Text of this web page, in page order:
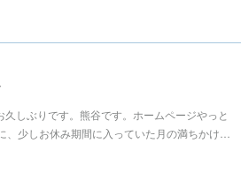
ぶりです。熊谷です。ホームページやっと
少しお休み期間に入っていた月の満ちかけ…